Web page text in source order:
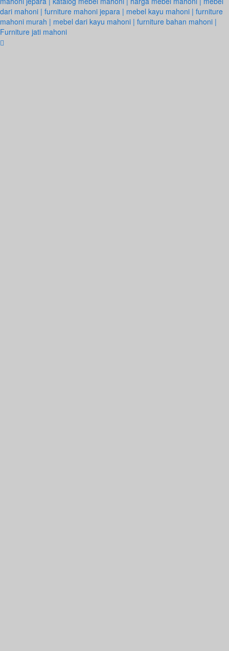
dari mahoni | furniture mahoni jepara | mebel kayu mahoni | furniture
mahoni murah | mebel dari kayu mahoni | furniture bahan mahoni |
Furniture jati mahoni